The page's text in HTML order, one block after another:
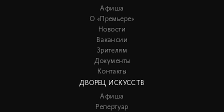
Афиша
О «Премьере»
Новости
Вакансии
Зрителям
Документы
Контакты
ДВОРЕЦ ИСКУССТВ
Афиша
Репертуар